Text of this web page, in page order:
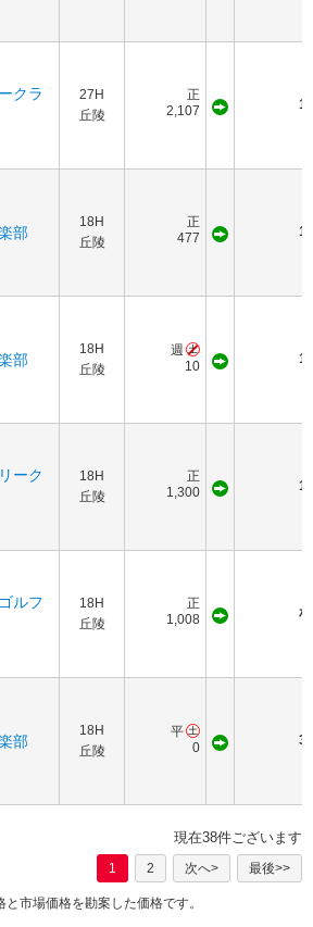
クラ
27H
丘陵
正
2,107
部
18H
丘陵
正
477
部
18H
丘陵
週
10
ーク
18H
丘陵
正
1,300
ルフ
18H
丘陵
正
1,008
部
18H
丘陵
平
0
現在38件ございます
1 2 次へ> 最後>>
市場価格を勘案した価格です。